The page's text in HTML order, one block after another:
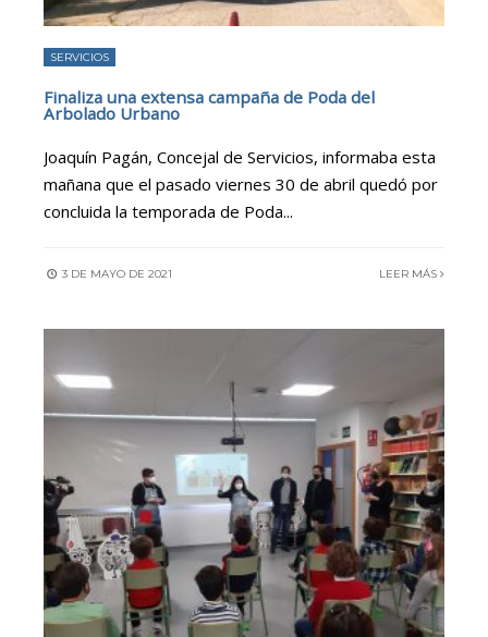
SERVICIOS
Finaliza una extensa campaña de Poda del
Arbolado Urbano
Joaquín Pagán, Concejal de Servicios, informaba esta
mañana que el pasado viernes 30 de abril quedó por
concluida la temporada de Poda...
3 DE MAYO DE 2021 LEER MÁS